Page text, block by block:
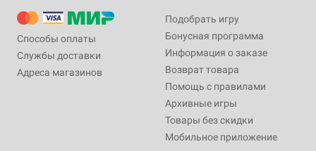
Способы оплаты
Службы доставки
Адреса магазинов
Подобрать игру
Бонусная программа
Информация о заказе
Возврат товара
Помощь с правилами
Архивные игры
Товары без скидки
Мобильное приложение